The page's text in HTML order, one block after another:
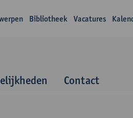
Bibliotheek Vacatures
Contact